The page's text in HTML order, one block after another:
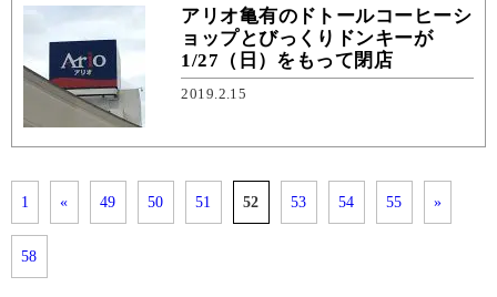
アリオ亀有のドトールコーヒーシ
ョップとびっくりドンキーが
1/27（日）をもって閉店
2019.2.15
1 « 49 50 51 52 53 54 55 »
58